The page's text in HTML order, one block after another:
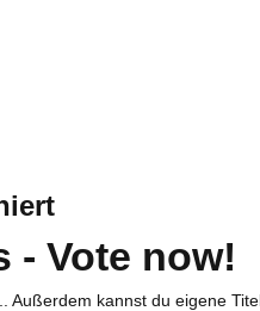
- Vote now!
Außerdem kannst du eigene Titel